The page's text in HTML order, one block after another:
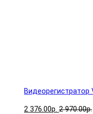
Видеорегистратор
2 376.00р. 2 970.00р.